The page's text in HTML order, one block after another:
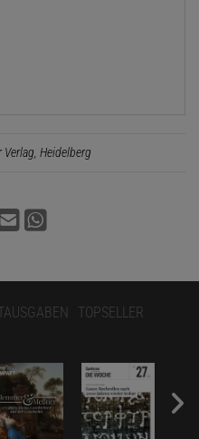
Heidelberg
TOPSELLER